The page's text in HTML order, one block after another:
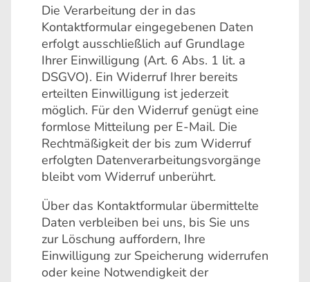
Die Verarbeitung der in das
Kontaktformular eingegebenen Daten
erfolgt ausschließlich auf Grundlage
Ihrer Einwilligung (Art. 6 Abs. 1 lit. a
DSGVO). Ein Widerruf Ihrer bereits
erteilten Einwilligung ist jederzeit
möglich. Für den Widerruf genügt eine
formlose Mitteilung per E-Mail. Die
Rechtmäßigkeit der bis zum Widerruf
erfolgten Datenverarbeitungsvorgänge
bleibt vom Widerruf unberührt.
Über das Kontaktformular übermittelte
Daten verbleiben bei uns, bis Sie uns
zur Löschung auffordern, Ihre
Einwilligung zur Speicherung widerrufen
oder keine Notwendigkeit der